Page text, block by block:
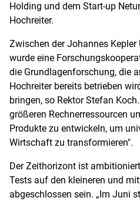
Holding und dem Start-up
Hochreiter.
Zwischen der Johannes
wurde eine
die Grundlagenforschung, die
Hochreiter bereits betrieben
bringen, so Rektor Stefan
größeren Rechnerressourcen
Produkte zu entwickeln, um
Wirtschaft zu transformieren".
Der Zeithorizont ist
Tests auf den kleineren und
abgeschlossen sein. „Im Juni